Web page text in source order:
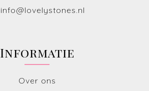
info@lovelystones.nl
Informatie
Over ons